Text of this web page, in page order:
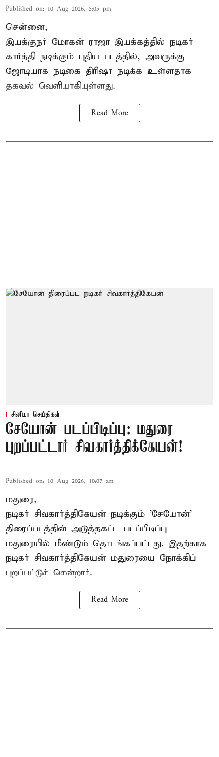
Published on: 10 Aug 2026, 5:05 pm
சென்னை,
இயக்குநர் மோகன் ராஜா இயக்கத்தில் நடிகர்
கார்த்தி நடிக்கும் புதிய படத்தில், அவருக்கு
ஜோடியாக நடிகை திரிஷா நடிக்க உள்ளதாக
தகவல் வெளியாகியுள்ளது.
Read More
சினிமா செய்திகள்
சேயோன் படப்பிடிப்பு: மதுரை
புறப்பட்டார் சிவகார்த்திக்கேயன்!
Published on: 10 Aug 2026, 10:07 am
மதுரை,
நடிகர் சிவகார்த்திகேயன் நடிக்கும் 'சேயோன்'
திரைப்படத்தின் அடுத்தகட்ட படப்பிடிப்பு
மதுரையில் மீண்டும் தொடங்கப்பட்டது. இதற்காக
நடிகர் சிவகார்த்திகேயன் மதுரையை நோக்கிப்
புறப்பட்டுச் சென்றார்.
Read More